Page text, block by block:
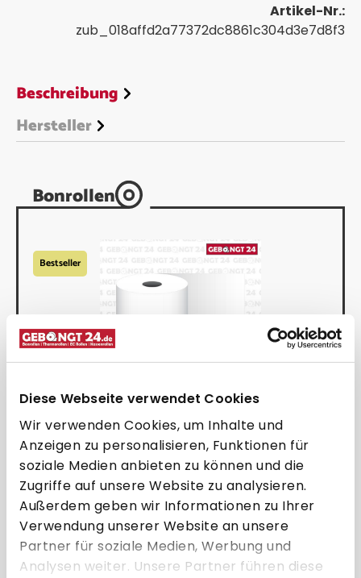
Diese Webseite verwendet Cookies
Wir verwenden Cookies, um Inhalte und
Anzeigen zu personalisieren, Funktionen für
soziale Medien anbieten zu können und die
Zugriffe auf unsere Website zu analysieren.
Außerdem geben wir Informationen zu Ihrer
Verwendung unserer Website an unsere
Partner für soziale Medien, Werbung und
Analysen weiter. Unsere Partner führen diese
Artikel-Nr.:
zub_018affd2a77372dc8861c304d3e7d8f3
Beschreibung
Hersteller
Bonrollen
Bestseller
Thermorolle 80 x 80m x 12, 48g
Thermopapier, BPA frei
80 mm 80 m 12 mm 72 mm
Thermopapier 48g/m²
Ohne Bisphenol-A (BPA